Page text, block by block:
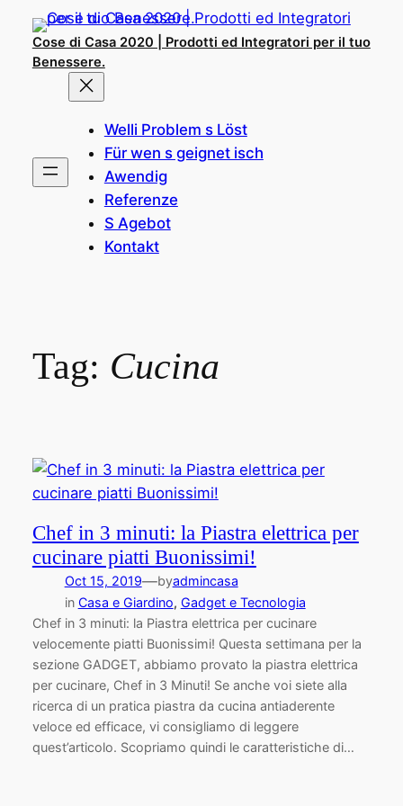
content
Cose di Casa 2020 | Prodotti ed Integratori per il tuo
Benessere.
Welli Problem s Löst
Für wen s geignet isch
Awendig
Referenze
S Agebot
Kontakt
Tag: Cucina
Chef in 3 minuti: la Piastra elettrica per
cucinare piatti Buonissimi!
Oct 15, 2019—byadmincasa
in Casa e Giardino, Gadget e Tecnologia
Chef in 3 minuti: la Piastra elettrica per cucinare
velocemente piatti Buonissimi! Questa settimana per la
sezione GADGET, abbiamo provato la piastra elettrica
per cucinare, Chef in 3 Minuti! Se anche voi siete alla
ricerca di un pratica piastra da cucina antiaderente
veloce ed efficace, vi consigliamo di leggere
quest’articolo. Scopriamo quindi le caratteristiche di…